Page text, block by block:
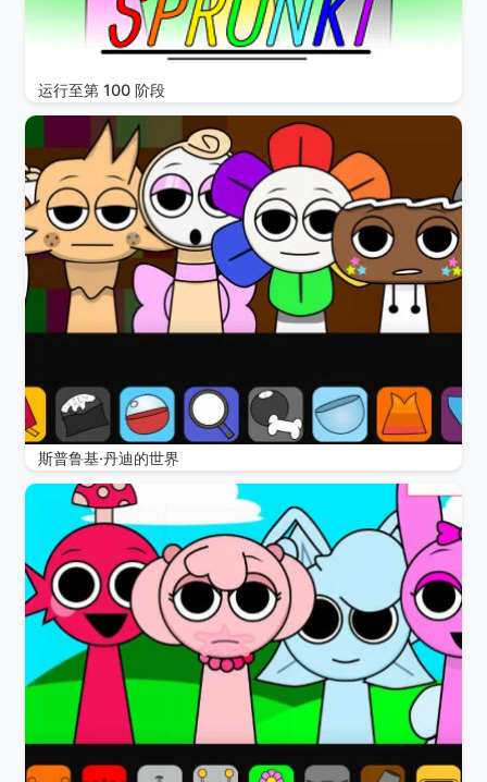
运行至第 100 阶段
斯普鲁基·丹迪的世界